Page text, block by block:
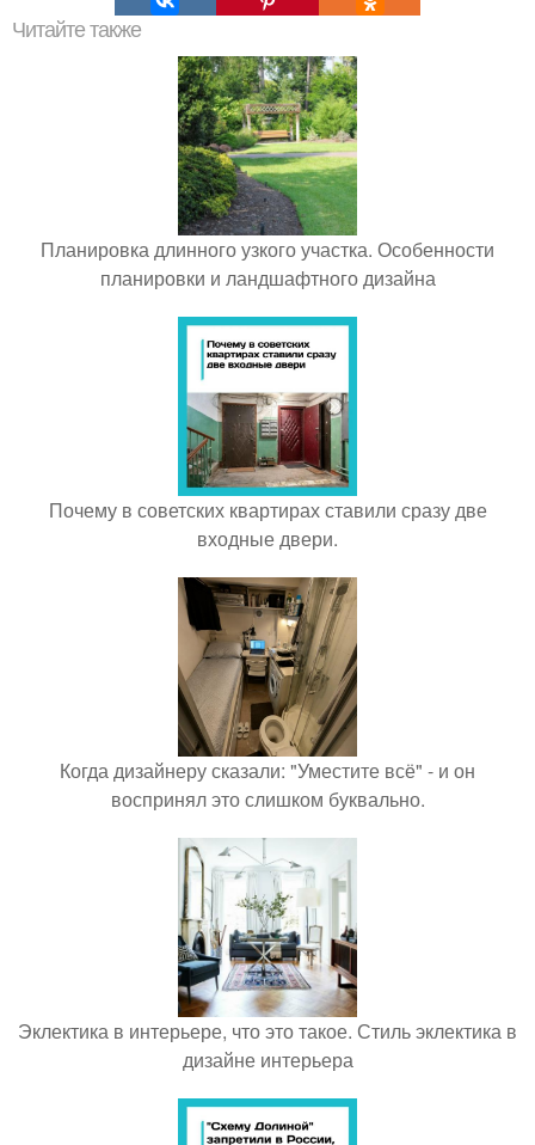
Читайте также
Планировка длинного узкого участка. Особенности
планировки и ландшафтного дизайна
Почему в советских квартирах ставили сразу две
входные двери.
Когда дизайнеру сказали: "Уместите всё" - и он
воспринял это слишком буквально.
Эклектика в интерьере, что это такое. Стиль эклектика в
дизайне интерьера